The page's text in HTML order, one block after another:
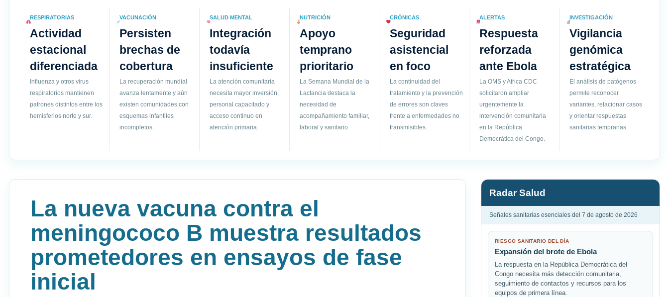
RESPIRATORIAS
Actividad
estacional
diferenciada
Influenza y otros virus
respiratorios mantienen
patrones distintos entre los
hemisferios norte y sur.
VACUNACIÓN
Persisten
brechas de
cobertura
La recuperación mundial
avanza lentamente y aún
existen comunidades con
esquemas infantiles
incompletos.
SALUD MENTAL
Integración
todavía
insuficiente
La atención comunitaria
necesita mayor inversión,
personal capacitado y
acceso continuo en
atención primaria.
NUTRICIÓN
Apoyo
temprano
prioritario
La Semana Mundial de la
Lactancia destaca la
necesidad de
acompañamiento familiar,
laboral y sanitario.
CRÓNICAS
Seguridad
asistencial
en foco
La continuidad del
tratamiento y la prevención
de errores son claves
frente a enfermedades no
transmisibles.
ALERTAS
Respuesta
reforzada
ante Ebola
La OMS y Africa CDC
solicitaron ampliar
urgentemente la
intervención comunitaria
en la República
Democrática del Congo.
INVESTIGACIÓN
Vigilancia
genómica
estratégica
El análisis de patógenos
permite reconocer
variantes, relacionar casos
y orientar respuestas
sanitarias tempranas.
La nueva vacuna contra el
meningococo B muestra resultados
prometedores en ensayos de fase
inicial
Radar Salud
Señales sanitarias esenciales del 7 de agosto de 2026
RIESGO SANITARIO DEL DÍA
Expansión del brote de Ebola
La respuesta en la República Democrática del
Congo necesita más detección comunitaria,
seguimiento de contactos y recursos para los
equipos de primera línea.